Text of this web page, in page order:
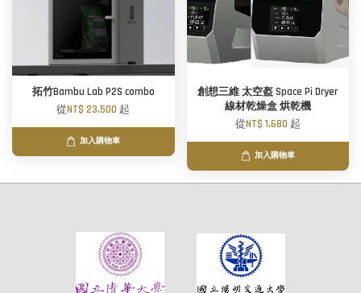
拓竹Bambu Lab P2S combo
從NT$ 23,500起
加入購物車
創想三維 太空盔 Space Pi Dryer
線材乾燥盒 烘乾機
從NT$ 1,680 起
加入購物車